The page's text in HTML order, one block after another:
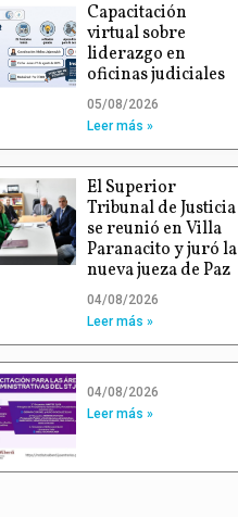
Capacitación
virtual sobre
liderazgo en
oficinas judiciales
05/08/2026
Leer más »
El Superior
Tribunal de Justicia
se reunió en Villa
Paranacito y juró la
nueva jueza de Paz
04/08/2026
Leer más »
04/08/2026
Leer más »